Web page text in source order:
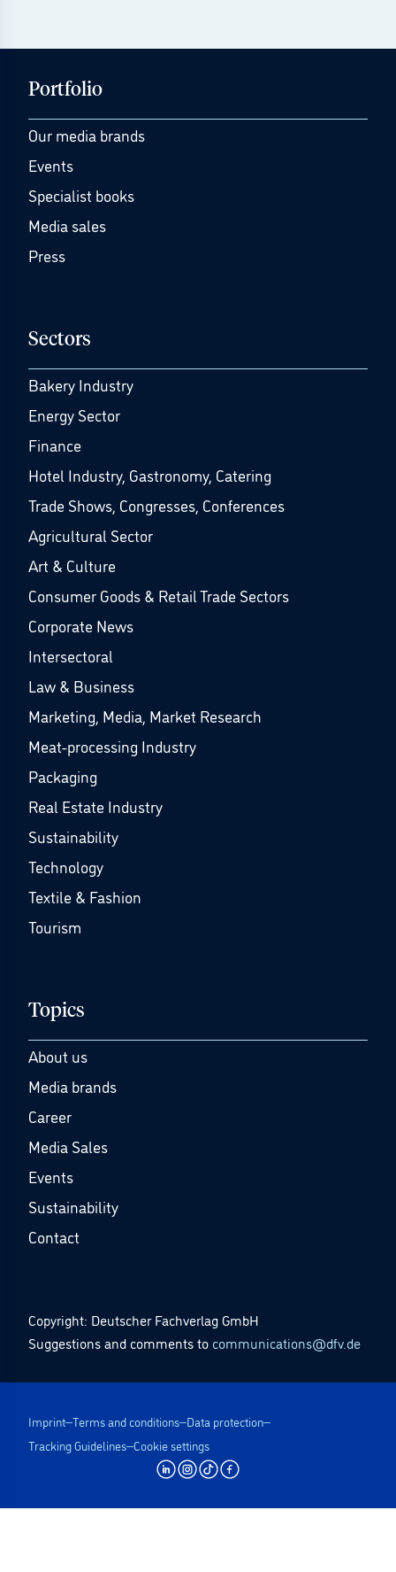
Portfolio
Our media brands
Events
Specialist books
Media sales
Press
Sectors
Bakery Industry
Energy Sector
Finance
Hotel Industry, Gastronomy, Catering
Trade Shows, Congresses, Conferences
Agricultural Sector
Art & Culture
Consumer Goods & Retail Trade Sectors
Corporate News
Intersectoral
Law & Business
Marketing, Media, Market Research
Meat-processing Industry
Packaging
Real Estate Industry
Sustainability
Technology
Textile & Fashion
Tourism
Topics
About us
Media brands
Career
Media Sales
Events
Sustainability
Contact
Copyright: Deutscher Fachverlag GmbH
Suggestions and comments to communications@dfv.de
Imprint Terms and conditions Data protection
Tracking Guidelines Cookie settings